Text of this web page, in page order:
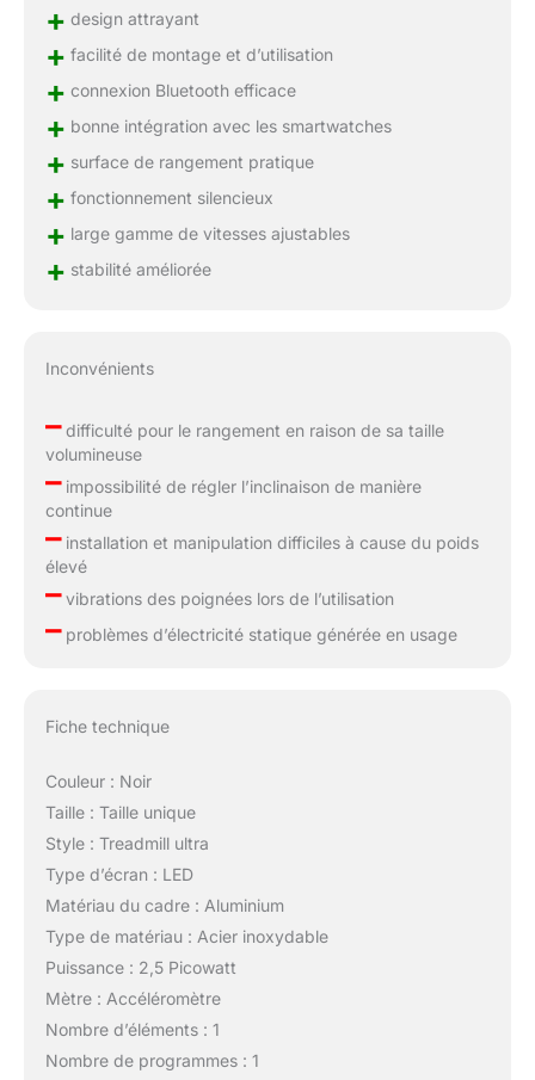
+ design attrayant
+ facilité de montage et d’utilisation
+ connexion Bluetooth efficace
+ bonne intégration avec les smartwatches
+ surface de rangement pratique
+ fonctionnement silencieux
+ large gamme de vitesses ajustables
+ stabilité améliorée
Inconvénients
–difficulté pour le rangement en raison de sa taille
volumineuse
–impossibilité de régler l’inclinaison de manière
continue
–installation et manipulation difficiles à cause du poids
élevé
–vibrations des poignées lors de l’utilisation
–problèmes d’électricité statique générée en usage
Fiche technique
Couleur : Noir
Taille : Taille unique
Style : Treadmill ultra
Type d’écran : LED
Matériau du cadre : Aluminium
Type de matériau : Acier inoxydable
Puissance : 2,5 Picowatt
Mètre : Accéléromètre
Nombre d’éléments : 1
Nombre de programmes : 1